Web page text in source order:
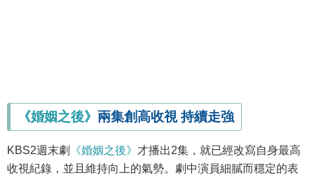
《婚姻之後》 兩集創高收視 持續走強
KBS2週末劇 《婚姻之後》 才播出2集，就已經改寫自身最高
收視紀錄，並且維持向上的氣勢。劇中演員細膩而穩定的表